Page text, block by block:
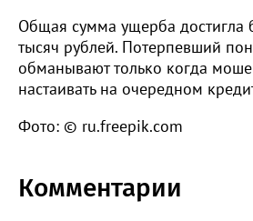
Общая сумма ущерба достигла
тысяч рублей. Потерпевший
обманывают только когда
настаивать на очередном
Фото: © ru.freepik.com
Комментарии